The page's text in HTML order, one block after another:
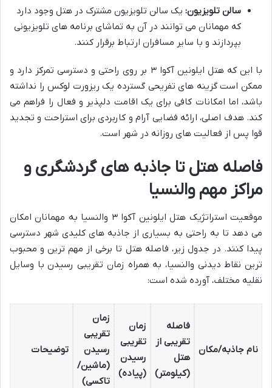
سالن تلویزیون: یک سالن تلویزیون مشترک در هتل وجود دارد
که مهمانان می توانند در آن به تماشای برنامه های تلویزیونی
بپردازند و با سایر مسافران ارتباط برقرار کنند.
با این که هتل ایلونین آکوا ۳ بر روی راحتی و دسترسی تمرکز دارد و
ممکن است گزینه های تفریحی گسترده یک ریزورت لوکس را نداشته
باشد، اما امکانات کافی برای یک اقامت دلپذیر و فعال را فراهم می
کند. هدف اصلی، ارائه فضایی آرام و کاربردی برای استراحت و تجدید
قوا پس از فعالیت های روزانه در شهر است.
فاصله هتل تا جاذبه های گردشگری و
مراکز مهم والنسیا
موقعیت استراتژیک هتل ایلونین آکوا ۳ والنسیا به مهمانان امکان
می دهد تا به راحتی به بسیاری از جاذبه های کلیدی شهر دسترسی
پیدا کنند. در جدول زیر، فاصله هتل تا برخی از مهم ترین و محبوب
ترین نقاط دیدنی والنسیا، به همراه زمان تقریبی رسیدن با وسایل
نقلیه مختلف، آورده شده است:
نام جاذبه/مکان
فاصله
تقریبی از
هتل
(کیلومتر)
زمان
تقریبی
رسیدن
(پیاده)
زمان
تقریبی
رسیدن
(ماشین/
تاکسی)
توضیحات